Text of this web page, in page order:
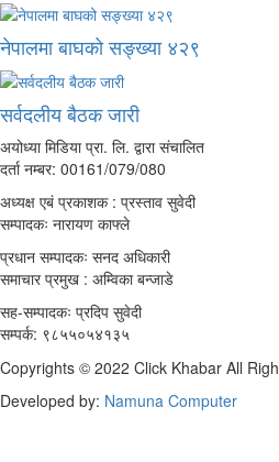
नेपालमा बाघको सङ्ख्या ४२९
सर्वदलीय बैठक जारी
अयोध्या मिडिया प्रा. लि. द्वारा संचालित
दर्ता नम्बर: 00161/079/080
अध्यक्ष एबं प्रकाशक : प्रस्ताव सुवेदी
सम्पादकः नारायण काफ्ले
प्रधान सम्पादकः सनद अधिकारी
समाचार प्रमुख : अम्विका बन्जाडे
सह-सम्पादकः प्रदिप सुवेदी
सम्पर्क: ९८५५०५४१३५
Copyrights © 2022 Click Khabar All
Developed by: Namuna Computer